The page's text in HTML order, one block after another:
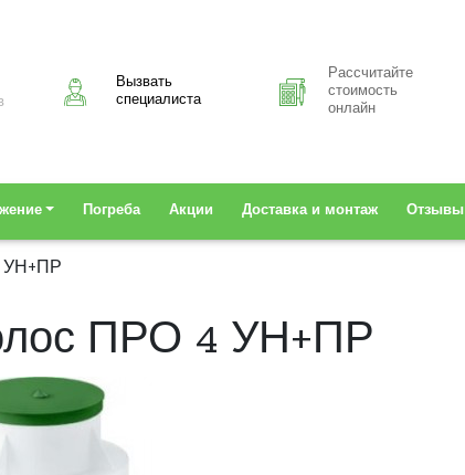
Вызвать
специалиста
Рассчитайте
стоимость
онлайн
Погреба Акции Доставка и монтаж Отзывы
УН+ПР
ПРО 4 УН+ПР